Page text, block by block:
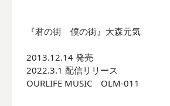
『君の街 僕の街』大森元気
2013.12.14 発売
2022.3.1 配信リリース
OURLIFE MUSIC OLM-011